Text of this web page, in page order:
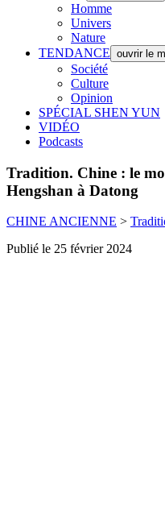
Homme
Univers
Nature
TENDANCE ouvrir le
Société
Culture
Opinion
SPÉCIAL SHEN YUN
VIDÉO
Podcasts
Tradition. Chine : le
Hengshan à Datong
CHINE ANCIENNE >
Publié le 25 février 2024